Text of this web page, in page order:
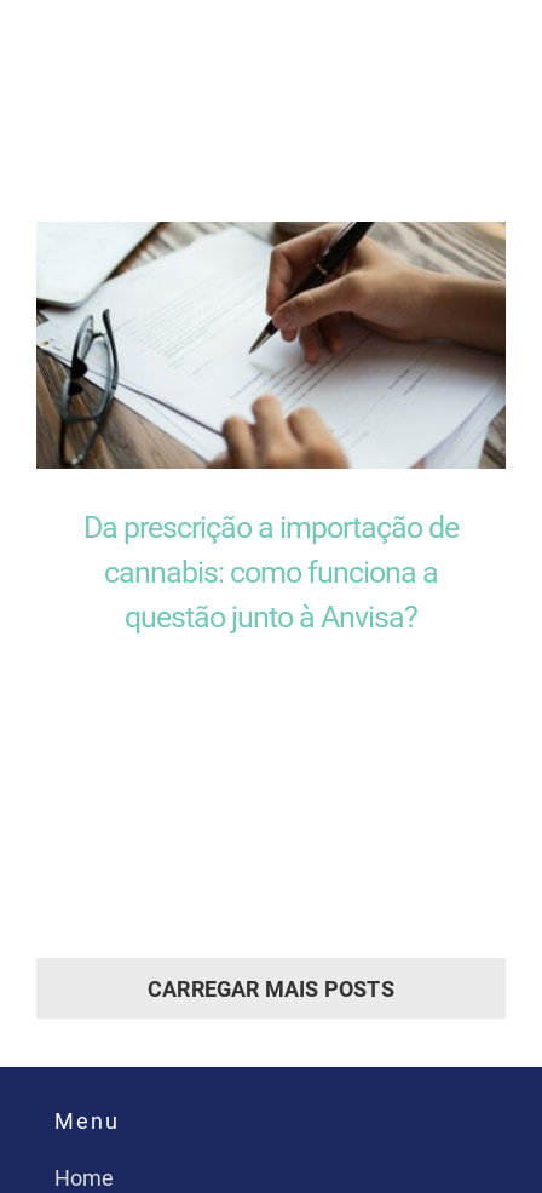
Da prescrição a importação de
cannabis: como funciona a
questão junto à Anvisa?
CARREGAR MAIS POSTS
Menu
Home